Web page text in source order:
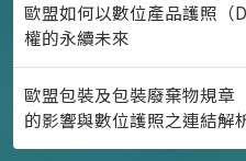
歐盟如何以數位產品護照（
權的永續未來
歐盟包裝及包裝廢棄物規章
的影響與數位護照之連結解